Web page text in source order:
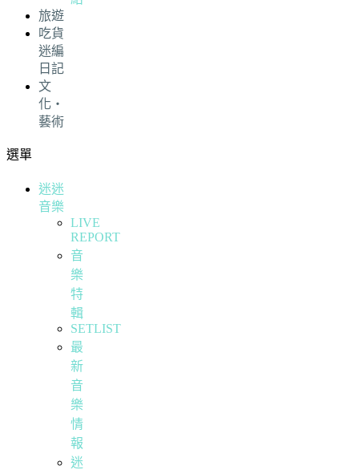
旅遊
吃貨
迷編
日記
文
化・
藝術
選單
迷迷
音樂
LIVE
REPORT
音
樂
特
輯
SETLIST
最
新
音
樂
情
報
迷